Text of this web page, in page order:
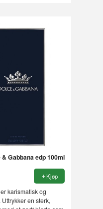
Gabbana edp 100ml
Kjøp
karismatisk og
en sterk,